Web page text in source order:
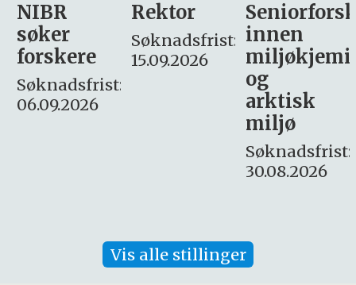
Rektor
Søknadsfrist:
15.09.2026
Seniorforsker
innen
miljøkjemi
søker
– fast
Søknadsfrist:
16. august.
Vis alle stillinger